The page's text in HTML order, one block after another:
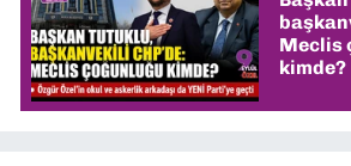
Meclis
kimde?